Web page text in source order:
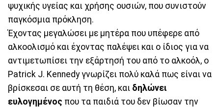
ψυχικής υγείας και χρήσης ουσιών, που συνιστούν
παγκόσμια πρόκληση.
Έχοντας μεγαλώσει με μητέρα που υπέφερε από
αλκοολισμό και έχοντας παλέψει και ο ίδιος για να
αντιμετωπίσει την εξάρτησή του από το αλκοόλ, ο
Patrick J. Kennedy γνωρίζει πολύ καλά πως είναι να
βρίσκεσαι σε αυτή τη θέση, και δηλώνει
ευλογημένος που τα παιδιά του δεν βίωσαν την